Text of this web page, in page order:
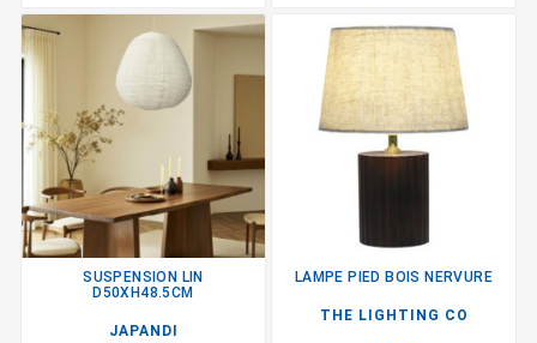
SUSPENSION LIN
D50XH48.5CM
JAPANDI
LAMPE PIED BOIS NERVURE
THE LIGHTING CO